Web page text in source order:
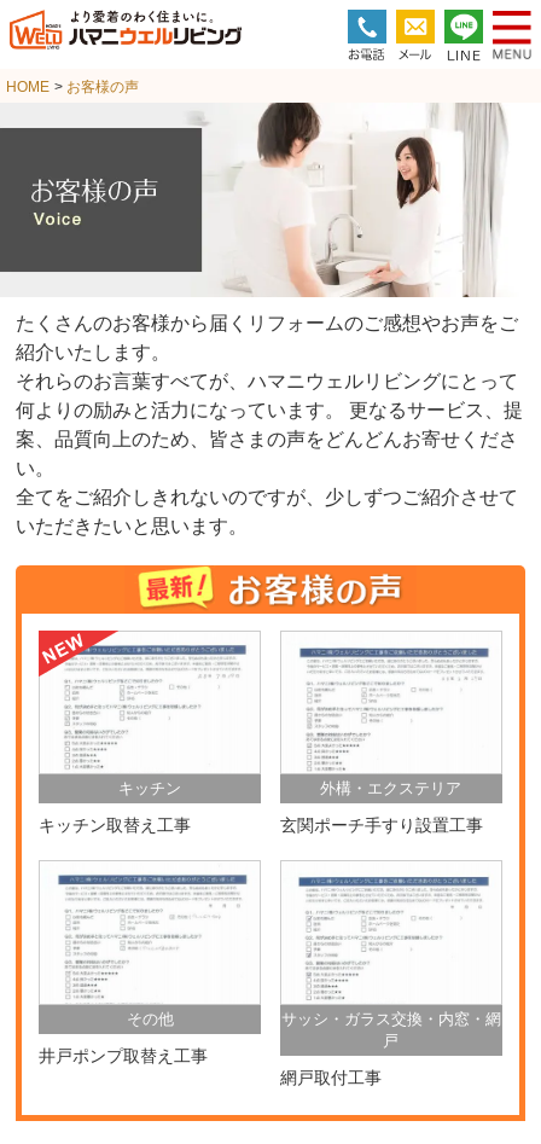
HOME > お客様の声
たくさんのお客様から届くリフォームのご感想やお声をご
紹介いたします。
それらのお言葉すべてが、ハマニウェルリビングにとって
何よりの励みと活力になっています。更なるサービス、提
案、品質向上のため、皆さまの声をどんどんお寄せくださ
い。
全てをご紹介しきれないのですが、少しずつご紹介させて
いただきたいと思います。
キッチン
キッチン取替え工事
外構・エクステリア
玄関ポーチ手すり設置工事
その他
井戸ポンプ取替え工事
サッシ・ガラス交換・内窓・網
戸
網戸取付工事